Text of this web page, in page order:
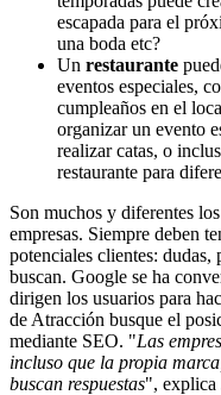
escapada para el
una boda etc?
Un restaurante
eventos especiales,
cumpleaños en el
organizar un evento
realizar catas, o
restaurante para
Son muchos y diferentes
empresas. Siempre deben
potenciales clientes:
buscan. Google se ha
dirigen los usuarios para
de Atracción busque el
mediante SEO. "Las
incluso que la propia
buscan respuestas", explica